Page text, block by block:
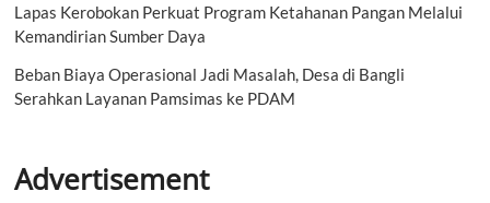
Lapas Kerobokan Perkuat Program Ketahanan Pangan Melalui
Kemandirian Sumber Daya
Beban Biaya Operasional Jadi Masalah, Desa di Bangli
Serahkan Layanan Pamsimas ke PDAM
Advertisement